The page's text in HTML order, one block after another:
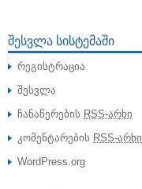
ᲨᲔᲡᲕᲚᲐ ᲡᲘᲡᲢᲔᲛᲐᲨᲘ
რეგისტრაცია
შესვლა
ჩანაწერების RSS-არხი
კომენტარების RSS-არხი
WordPress.org